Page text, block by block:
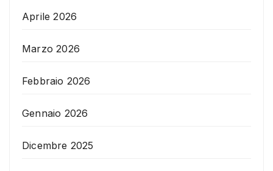
Aprile 2026
Marzo 2026
Febbraio 2026
Gennaio 2026
Dicembre 2025